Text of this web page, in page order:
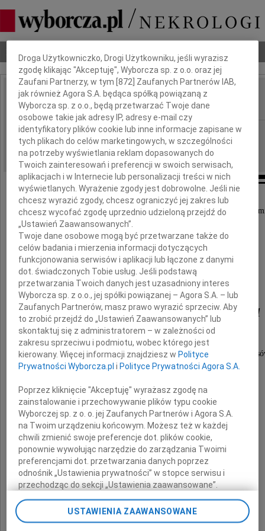
Nekrologi Odeszli Poradnik pogrzebowy
IMIĘ I NAZWISKO: Mirosław Soborak
REGION: Katowice
DATA EMISJI: 20.08.2020
Z głębokim żalem przyjąłem wiadomość o nagłej
Mirosława Soboraka
Wiceprezydenta Częstochowy,
cenionego eksperta w zakresie inwestycji i
Rodzinie i Bliskim
przekazuję
wyrazy współczucia i łączę się w bólu
Przemysław Koperski
Poseł na Sejm RP
Dbamy o Twoją prywatność
Droga Użytkowniczko, Drogi Użytkowniku, jeśli wyrazisz
zgodę klikając "Akceptuję", Wyborcza sp. z o.o. oraz jej
Zaufani Partnerzy, w tym [872 ] Zaufanych Partnerów IAB,
jak również Agora S.A. będąca spółką powiązaną z
Wyborcza sp. z o.o., będą przetwarzać Twoje dane
osobowe takie jak adresy IP, adresy e-mail czy
identyfikatory plików cookie lub inne informacje zapisane w
tych plikach do celów marketingowych, w szczególności
na potrzeby wyświetlania reklam dopasowanych do
Twoich zainteresowań i preferencji w swoich serwisach,
aplikacjach i w Internecie lub personalizacji treści w nich
wyświetlanych. Wyrażenie zgody jest dobrowolne. Jeśli nie
chcesz wyrazić zgody, chcesz ograniczyć jej zakres lub
chcesz wycofać zgodę uprzednio udzieloną przejdź do
„Ustawień Zaawansowanych”.
Twoje dane osobowe mogą być przetwarzane także do
celów badania i mierzenia informacji dotyczących
funkcjonowania serwisów i aplikacji lub łączone z danymi
dot. świadczonych Tobie usług. Jeśli podstawą
przetwarzania Twoich danych jest uzasadniony interes
Wyborcza sp. z o.o., jej spółki powiązanej – Agora S.A. – lub
Zaufanych Partnerów, masz prawo wyrazić sprzeciw. Aby
to zrobić przejdź do „Ustawień Zaawansowanych” lub
skontaktuj się z administratorem – w zależności od
zakresu sprzeciwu i podmiotu, wobec którego jest
kierowany. Więcej informacji znajdziesz w Polityce
Prywatności Wyborcza.pl i Polityce Prywatności Agora S.A.
Poprzez kliknięcie "Akceptuję" wyrażasz zgodę na
zainstalowanie i przechowywanie plików typu cookie
Wyborczej sp. z o. o. jej Zaufanych Partnerów i Agora S.A.
na Twoim urządzeniu końcowym. Możesz też w każdej
chwili zmienić swoje preferencje dot. plików cookie,
ponownie wywołując narzędzie do zarządzania Twoimi
preferencjami dot. przetwarzania danych poprzez
odnośnik „Ustawienia prywatności” w stopce serwisu i
przechodząc do sekcji „Ustawienia zaawansowane”.
pomocą ustawień przeglądarki.
USTAWIENIA ZAAWANSOWANE